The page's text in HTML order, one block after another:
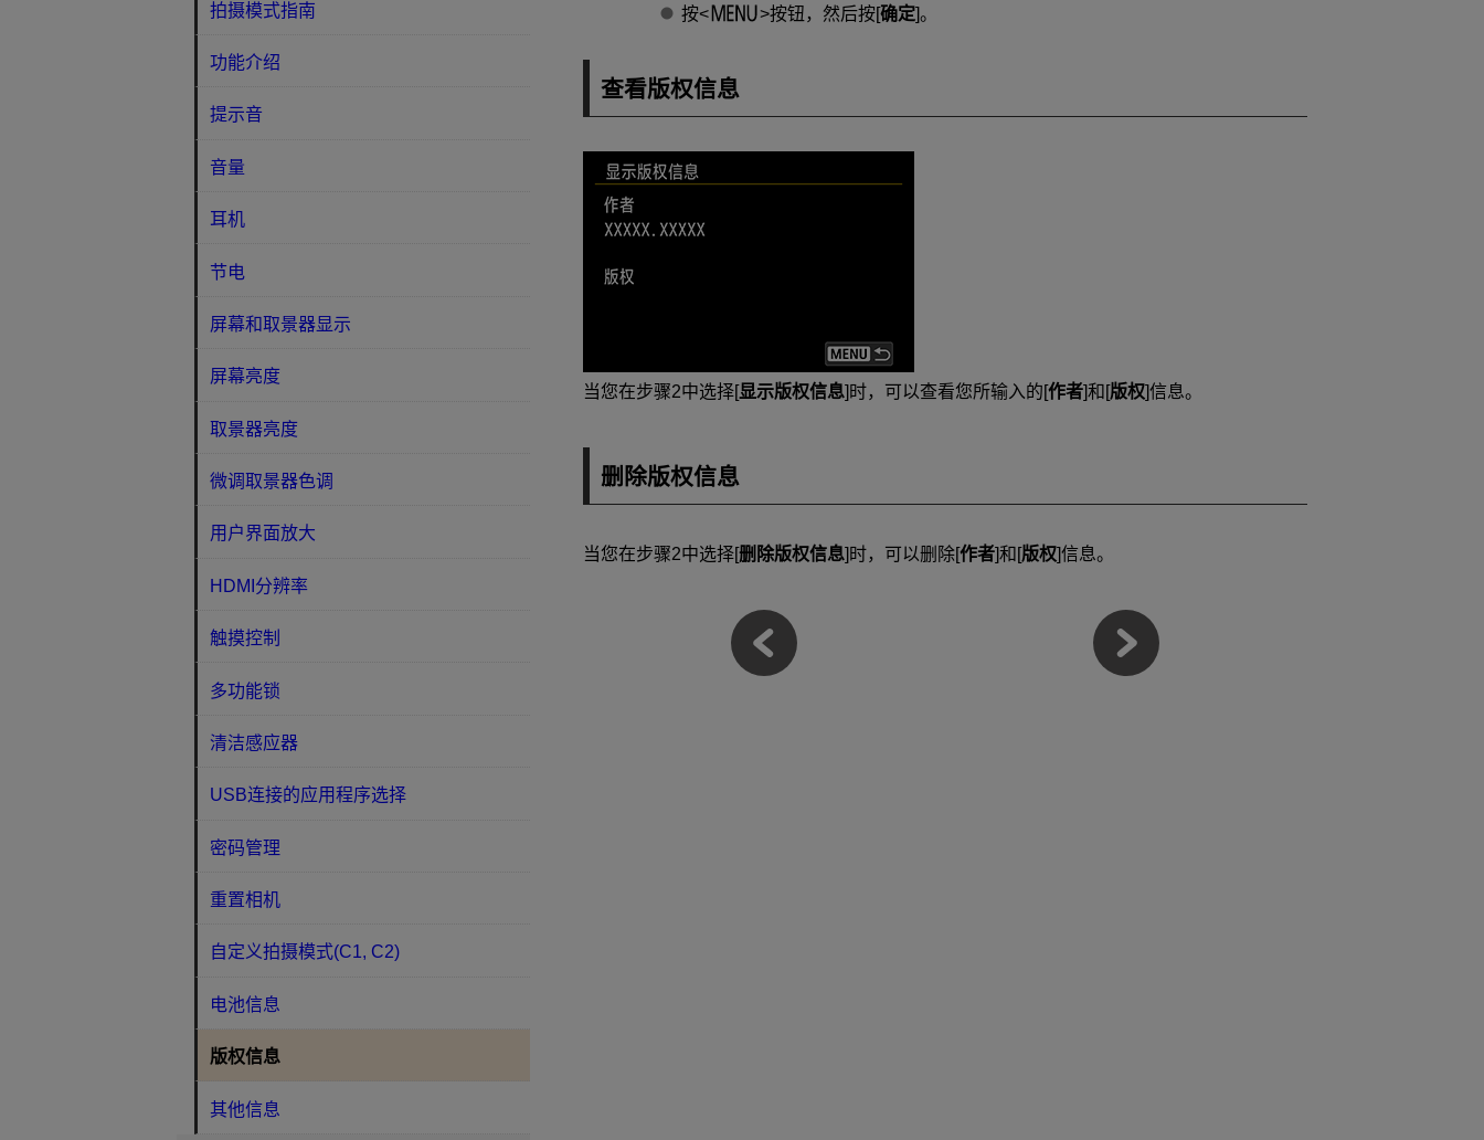
按 按钮，然后按[确定]。
查看版权信息
当您在步骤2中选择[显示版权信息]时，可以查看您所输入的[作者]和[版权]信息。
删除版权信息
当您在步骤2中选择[删除版权信息]时，可以删除[作者]和[版权]信息。
拍摄模式指南
功能介绍
提示音
音量
耳机
节电
屏幕和取景器显示
屏幕亮度
取景器亮度
微调取景器色调
用户界面放大
HDMI分辨率
触摸控制
多功能锁
清洁感应器
USB连接的应用程序选择
密码管理
重置相机
自定义拍摄模式(C1, C2)
电池信息
版权信息
其他信息